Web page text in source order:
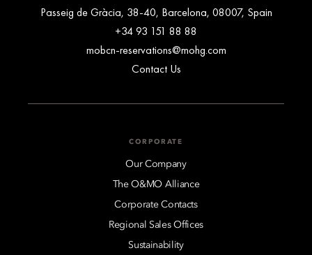
Passeig de Gràcia, 38-40, Barcelona, 08007, Spain
+34 93 151 88 88
mobcn-reservations@mohg.com
Contact Us
CORPORATE
Our Company
The O&MO Alliance
Corporate Contacts
Regional Sales Offices
Sustainability